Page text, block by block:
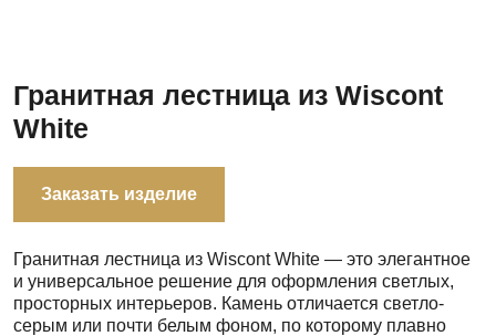
Гранитная лестница из Wiscont
White
Заказать изделие
Гранитная лестница из Wiscont White — это элегантное
и универсальное решение для оформления светлых,
просторных интерьеров. Камень отличается светло-
серым или почти белым фоном, по которому плавно